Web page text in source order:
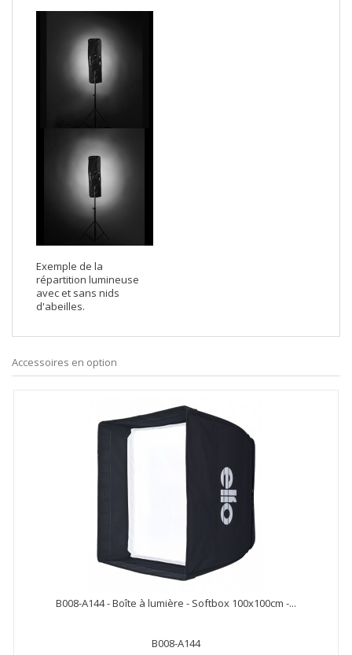
Exemple de la
répartition lumineuse
avec et sans nids
d'abeilles.
Accessoires en option
B008-A144 - Boîte à lumière - Softbox 100x100cm -...
B008-A144